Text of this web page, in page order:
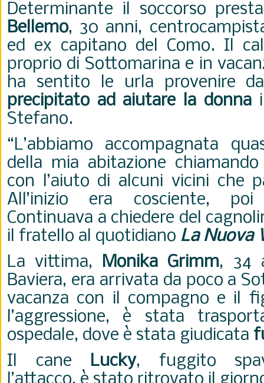
Determinante il soccorso
Bellemo, 30 anni,
ed ex capitano del Como. Il
proprio di Sottomarina e in
ha sentito le urla provenire
precipitato ad aiutare la donna
Stefano.
“L’abbiamo accompagnata
della mia abitazione
con l’aiuto di alcuni vicini che
All’inizio era cosciente,
Continuava a chiedere del
il fratello al quotidiano La Nuova
La vittima, Monika Grimm, 34
Baviera, era arrivata da poco a
vacanza con il compagno e il
l’aggressione, è stata
ospedale, dove è stata giudicata
Il cane Lucky, fuggito